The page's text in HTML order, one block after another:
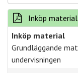
Inköp material
Inköp material
Grundläggande
undervisningen